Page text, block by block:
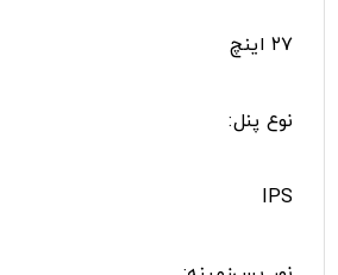
۲۷ اینچ
نوع پنل:
IPS